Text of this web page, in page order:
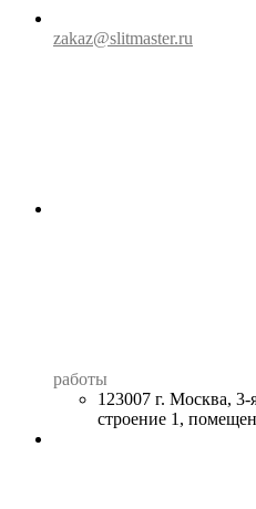
zakaz@slitmaster.ru
работы
123007 г. Москва,
строение 1,